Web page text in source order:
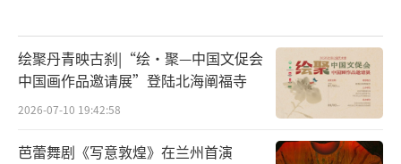
绘聚丹青映古刹|“绘·聚—中国文促会
中国画作品邀请展”登陆北海阐福寺
2026-07-10 19:42:58
芭蕾舞剧《写意敦煌》在兰州首演